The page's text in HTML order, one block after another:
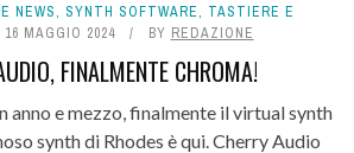
NEWS, SYNTH SOFTWARE, TASTIERE E
16 MAGGIO 2024 BY REDAZIONE
FINALMENTE CHROMA!
anno e mezzo, finalmente il virtual synth
synth di Rhodes è qui. Cherry Audio